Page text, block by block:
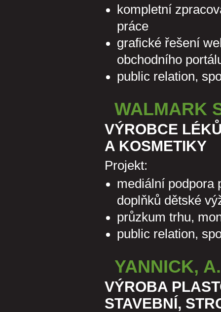
kompletní
práce
grafické řešení
obchodního
public relation,
WALMARK
VÝROBCE
A KOSMETIKY
Projekt:
mediální podpora
doplňků dětské
průzkum trhu,
public relation,
YANNICK,
VÝROBA
STAVEBNÍ,